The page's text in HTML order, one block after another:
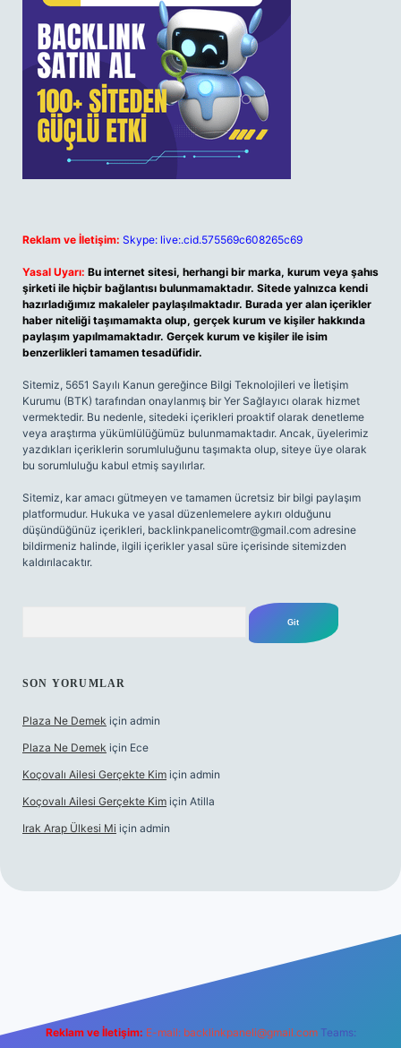
Reklam ve İletişim: Skype: live:.cid.575569c608265c69
Yasal Uyarı: Bu internet sitesi, herhangi bir marka, kurum veya şahıs
şirketi ile hiçbir bağlantısı bulunmamaktadır. Sitede yalnızca kendi
hazırladığımız makaleler paylaşılmaktadır. Burada yer alan içerikler
haber niteliği taşımamakta olup, gerçek kurum ve kişiler hakkında
paylaşım yapılmamaktadır. Gerçek kurum ve kişiler ile isim
benzerlikleri tamamen tesadüfidir.
Sitemiz, 5651 Sayılı Kanun gereğince Bilgi Teknolojileri ve İletişim
Kurumu (BTK) tarafından onaylanmış bir Yer Sağlayıcı olarak hizmet
vermektedir. Bu nedenle, sitedeki içerikleri proaktif olarak denetleme
veya araştırma yükümlülüğümüz bulunmamaktadır. Ancak, üyelerimiz
yazdıkları içeriklerin sorumluluğunu taşımakta olup, siteye üye olarak
bu sorumluluğu kabul etmiş sayılırlar.
Sitemiz, kar amacı gütmeyen ve tamamen ücretsiz bir bilgi paylaşım
platformudur. Hukuka ve yasal düzenlemelere aykırı olduğunu
düşündüğünüz içerikleri, backlinkpanelicomtr@gmail.com adresine
bildirmeniz halinde, ilgili içerikler yasal süre içerisinde sitemizden
kaldırılacaktır.
SON YORUMLAR
Plaza Ne Demek için admin
Plaza Ne Demek için Ece
Koçovalı Ailesi Gerçekte Kim için admin
Koçovalı Ailesi Gerçekte Kim için Atilla
Irak Arap Ülkesi Mi için admin
Reklam ve İletişim: E-mail: backlinkpaneli@gmail.com Teams: